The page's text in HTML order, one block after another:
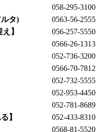
058-295-3100
タ)
0563-56-2555
】
056-257-5550
0566-26-1313
052-736-3200
0566-70-7812
052-732-5555
052-953-4450
052-781-8689
】
052-433-8310
0568-81-5520